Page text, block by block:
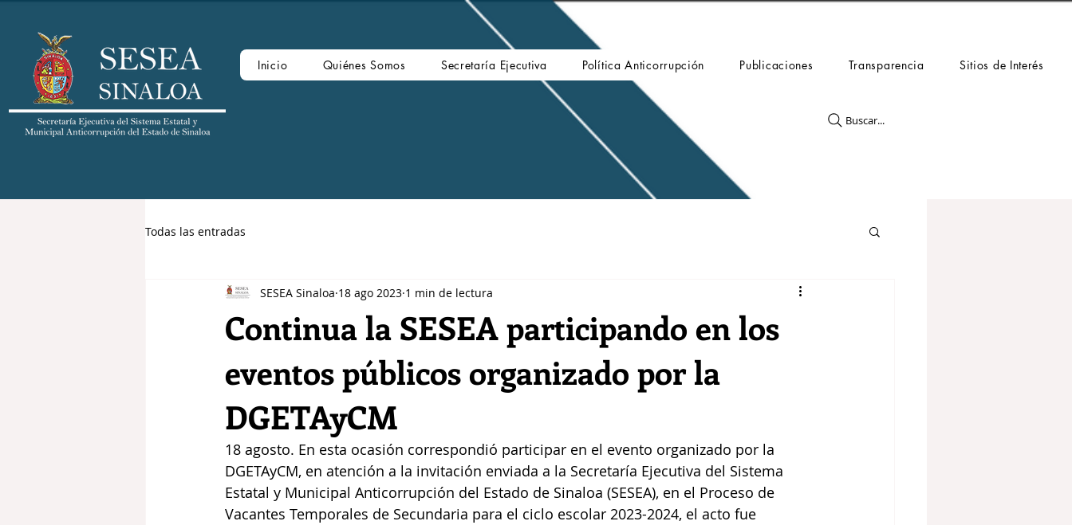
Inicio Quiénes Somos Secretaría Ejecutiva Política Anticorrupción Publicaciones Transparencia Sitios de Interés
Buscar...
Todas las entradas
Continua la SESEA participando en los
eventos públicos organizado por la
DGETAyCM
SESEA Sinaloa 18 ago 2023 1 min de lectura
18 agosto. En esta ocasión correspondió participar en el evento organizado por la
DGETAyCM, en atención a la invitación enviada a la Secretaría Ejecutiva del Sistema
Estatal y Municipal Anticorrupción del Estado de Sinaloa (SESEA), en el Proceso de
Vacantes Temporales de Secundaria para el ciclo escolar 2023-2024, el acto fue